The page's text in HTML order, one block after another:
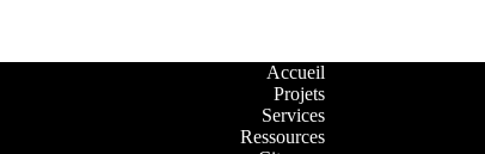
Accueil
Projets
Services
Ressources